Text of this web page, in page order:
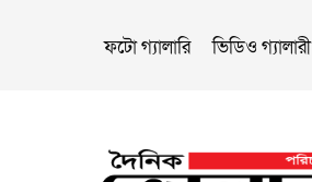
ফটো গ্যালারি ভিডিও গ্যালারী